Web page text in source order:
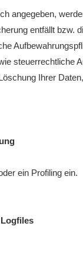
angegeben,
entfällt
steuerrechtliche
Ihrer
ein Profiling ein.